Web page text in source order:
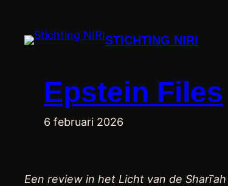
STICHTING NIRI
Epstein Files
6 februari 2026
Een review in het Licht van de Sharīʿah